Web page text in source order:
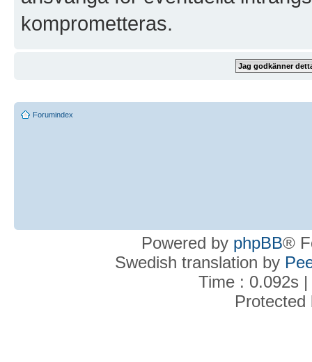
komprometteras.
Forumindex
Powered by phpBB®
Swedish translation by
Time : 0.092s